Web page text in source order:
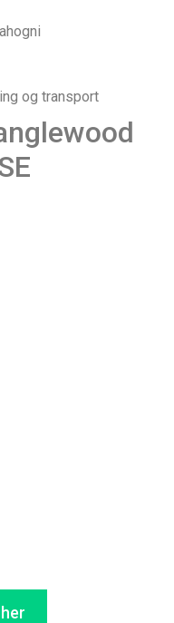
og transport